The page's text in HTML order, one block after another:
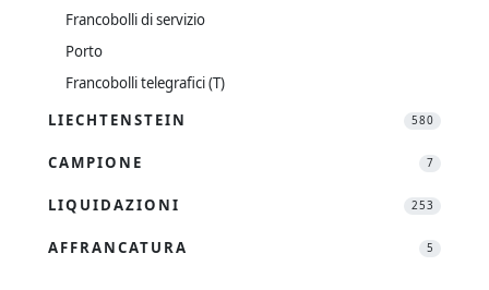
Francobolli di servizio
Porto
Francobolli telegrafici (T)
LIECHTENSTEIN
580
CAMPIONE 7
LIQUIDAZIONI 253
AFFRANCATURA 5